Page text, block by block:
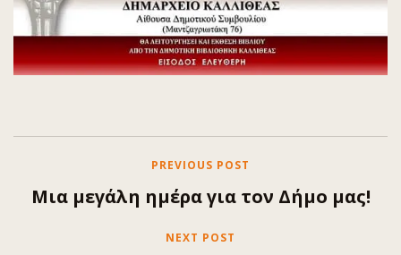
PREVIOUS POST
Μια μεγάλη ημέρα για τον Δήμο μας!
NEXT POST